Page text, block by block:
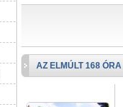
AZ ELMÚLT 168